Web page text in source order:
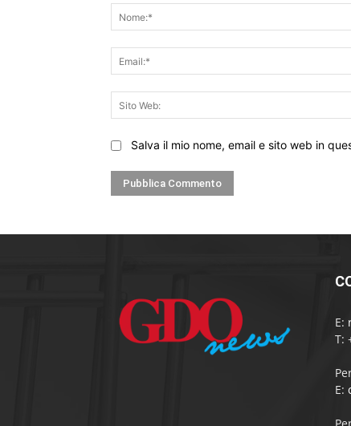
Salva il mio nome, email e sito web in
E:
T:
E: